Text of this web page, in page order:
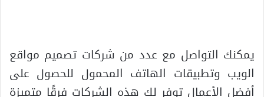
يمكنك التواصل مع عدد من شركات تصميم مواقع
الويب وتطبيقات الهاتف المحمول للحصول على
أفضل الأعمال توفر لك هذه الشركات فرقًا متميزة